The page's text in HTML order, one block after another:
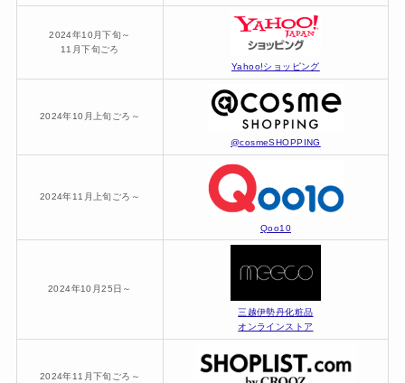
2024年10月下旬～
11月下旬ごろ
Yahoo!ショッピング
2024年10月上旬ごろ～
@cosmeSHOPPING
2024年11月上旬ごろ～
Qoo10
2024年10月25日～
三越伊勢丹化粧品
オンラインストア
2024年11月下旬ごろ～